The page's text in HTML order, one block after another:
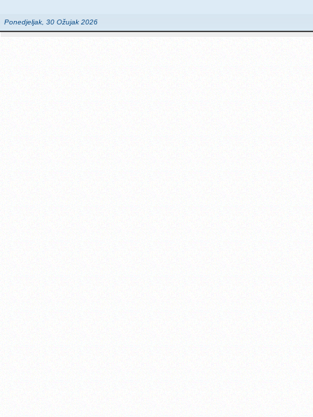
Ponedjeljak, 30 Ožujak 2026